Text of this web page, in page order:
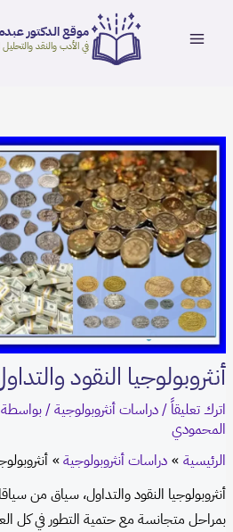
Menu
موقع الدكتور
في الأدب والنقد والتحليل
أنثروبولوجيا النقود
اترك تعليقاً/دراسات أنثروبولوجية/ بواسطة
المحمودي
الرئيسية
دراسات أنثروبولوجية
أنثروبولوجيا النقود والتداول، سياق من
بمراحل متجانسة مع حتمية التطور في كل
navigation